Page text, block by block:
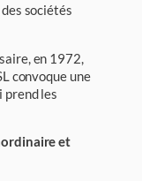
sociétés
en 1972,
convoque une
prend les
et